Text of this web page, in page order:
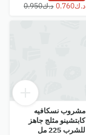
⁦د.ك0.950⁩
مشروب نسكافيه
كابتشينو مثلج جاهز
للشرب 225 مل